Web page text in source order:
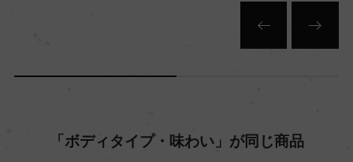
「ボディタイプ・味わい」が同じ商品